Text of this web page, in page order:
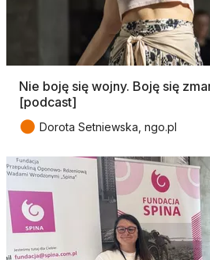
Nie boję się wojny. Boję się
[podcast]
● Dorota Setniewska, ngo.pl